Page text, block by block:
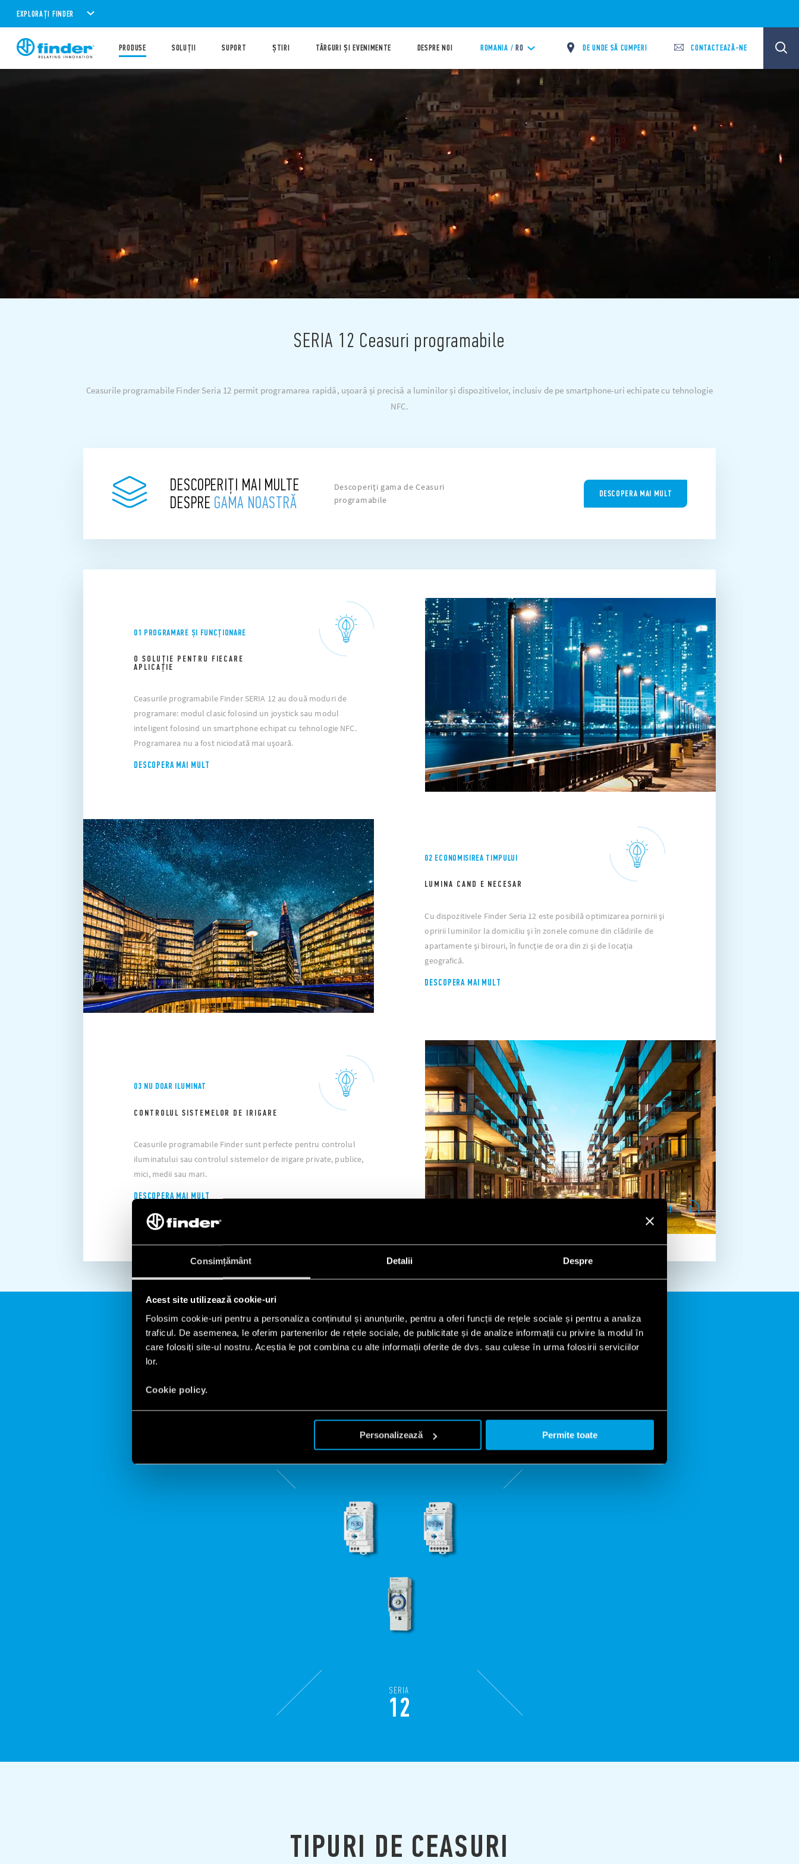
Consimțământ Detalii Despre
Acest site utilizează cookie-uri
Folosim cookie-uri pentru a personaliza conținutul și anunțurile, pentru a oferi funcții de rețele sociale și pentru a analiza
traficul. De asemenea, le oferim partenerilor de rețele sociale, de publicitate și de analize informații cu privire la modul în
care folosiți site-ul nostru. Aceștia le pot combina cu alte informații oferite de dvs. sau culese în urma folosirii serviciilor
lor.
Cookie policy.
Personalizează Permite toate
EXPLORAȚI FINDER
PRODUSE SOLUȚII SUPORT ȘTIRI TÂRGURI ȘI EVENIMENTE DESPRE NOI ROMANIA / RO DE UNDE SĂ CUMPERI CONTACTEAZĂ-NE
SERIA 12 Ceasuri programabile
Ceasurile programabile Finder Seria 12 permit programarea rapidă, ușoară și precisă a luminilor și dispozitivelor, inclusiv de pe smartphone-uri echipate cu tehnologie
NFC.
DESCOPERIȚI MAI MULTE
DESPRE GAMA NOASTRĂ
Descoperiți gama de Ceasuri
programabile
DESCOPERA MAI MULT
01 PROGRAMARE ȘI FUNCȚIONARE
O SOLUȚIE PENTRU FIECARE
APLICAȚIE
Ceasurile programabile Finder SERIA 12 au două moduri de
programare: modul clasic folosind un joystick sau modul
inteligent folosind un smartphone echipat cu tehnologie NFC.
Programarea nu a fost niciodată mai ușoară.
DESCOPERA MAI MULT
02 ECONOMISIREA TIMPULUI
LUMINA CAND E NECESAR
Cu dispozitivele Finder Seria 12 este posibilă optimizarea pornirii și
opririi luminilor la domiciliu și în zonele comune din clădirile de
apartamente și birouri, în funcție de ora din zi și de locația
geografică.
DESCOPERA MAI MULT
03 NU DOAR ILUMINAT
CONTROLUL SISTEMELOR DE IRIGARE
Ceasurile programabile Finder sunt perfecte pentru controlul
iluminatului sau controlul sistemelor de irigare private, publice,
mici, medii sau mari.
DESCOPERA MAI MULT
1 2
Ceasul programabil pentru fiecare
Gama largă de ceasuri programabile Finder include trei tipuri de ceasuri, în funcție de cerințele specifice.
SERIA
12
TIPURI DE CEASURI